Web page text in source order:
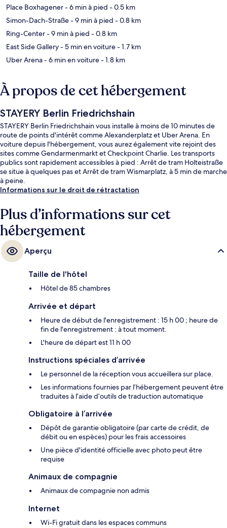
Place Boxhagener- 6 min à pied - 0.5 km
Simon-Dach-Straße- 9 min à pied - 0.8 km
Ring-Center- 9 min à pied - 0.8 km
East Side Gallery- 5 min en voiture- 1.7 km
Uber Arena- 6 min en voiture- 1.8 km
À propos de cet hébergement
STAYERY Berlin Friedrichshain
STAYERY Berlin Friedrichshain vous installe à moins de 10 minutes de
route de points d'intérêt comme Alexanderplatz et Uber Arena. En
voiture depuis l'hébergement, vous aurez également vite rejoint des
sites comme Gendarmenmarkt et Checkpoint Charlie. Les transports
publics sont rapidement accessibles à pied : Arrêt de tram Holteistraße
se situe à quelques pas et Arrêt de tram Wismarplatz, à 5 min de marche
à peine.
Informations sur le droit de rétractation
Plus d’informations sur cet
hébergement
Aperçu
Taille de l'hôtel
Hôtel de 85 chambres
Arrivée et départ
Heure de début de l'enregistrement : 15 h 00 ; heure de
fin de l'enregistrement : à tout moment.
L'heure de départ est 11 h 00
Instructions spéciales d’arrivée
Le personnel de la réception vous accueillera sur place.
Les informations fournies par l’hébergement peuvent être
traduites à l’aide d’outils de traduction automatique
Obligatoire à l’arrivée
Dépôt de garantie obligatoire (par carte de crédit, de
débit ou en espèces) pour les frais accessoires
Une pièce d'identité officielle avec photo peut être
requise
Animaux de compagnie
Animaux de compagnie non admis
Internet
Wi-Fi gratuit dans les espaces communs